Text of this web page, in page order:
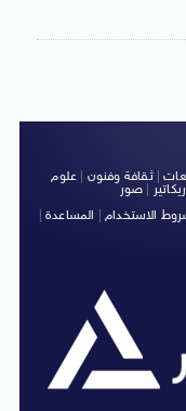
|ثقافة وفنون
علوم
صور
الاستخدام| المساعدة|